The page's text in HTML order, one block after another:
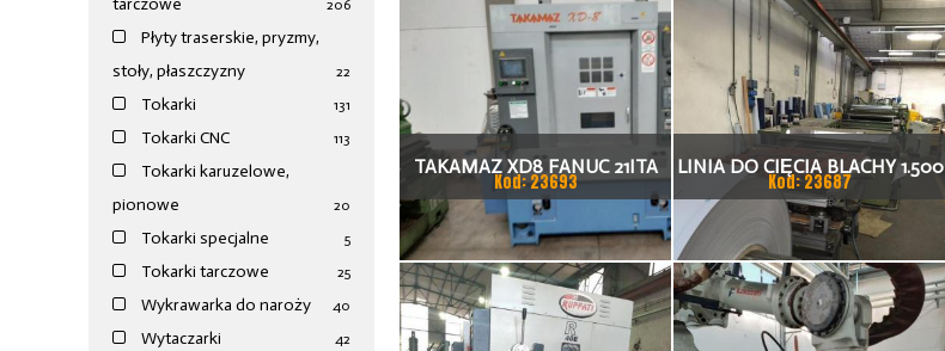
tarczowe
206
Płyty traserskie, pryzmy,
stoły, płaszczyzny
22
Tokarki 131
Tokarki CNC 113
Tokarki karuzelowe,
pionowe
20
Tokarki specjalne 5
Tokarki tarczowe 25
Wykrawarka do naroży 40
Wytaczarki 42
TAKAMAZ XD8 FANUC 21ITA
TOKARKA CNC
Kod: 23693
LINIA DO CIĘCIA BLACHY 1.500
X 1,5 (2,5) MM
Kod: 23687